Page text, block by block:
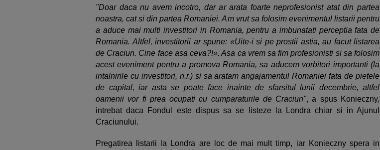
"Doar daca nu avem incotro, dar ar arata foarte neprofesionist atat din partea
noastra, cat si din partea Romaniei. Am vrut sa folosim evenimentul listarii pentru
a aduce mai multi investitori in Romania, pentru a imbunatati perceptia fata de
Romania. Altfel, investitorii ar spune: «Uite-i si pe prostii astia, au facut listarea
de Craciun. Cine face asa ceva?!». Asa ca vrem sa fim profesionisti si sa folosim
acest eveniment pentru a promova Romania, sa aducem vorbitori importanti (la
intalnirile cu investitori, n.r.) si sa aratam angajamentul Romaniei fata de pietele
de capital, iar asta se poate face inainte de sfarsitul lunii decembrie, altfel
oamenii vor fi prea ocupati cu cumparaturile de Craciun", a spus Konieczny,
intrebat daca Fondul este dispus sa se listeze la Londra chiar si in Ajunul
Craciunului.
Pregatirea listarii la Londra are loc de mai mult timp, iar Konieczny spera in